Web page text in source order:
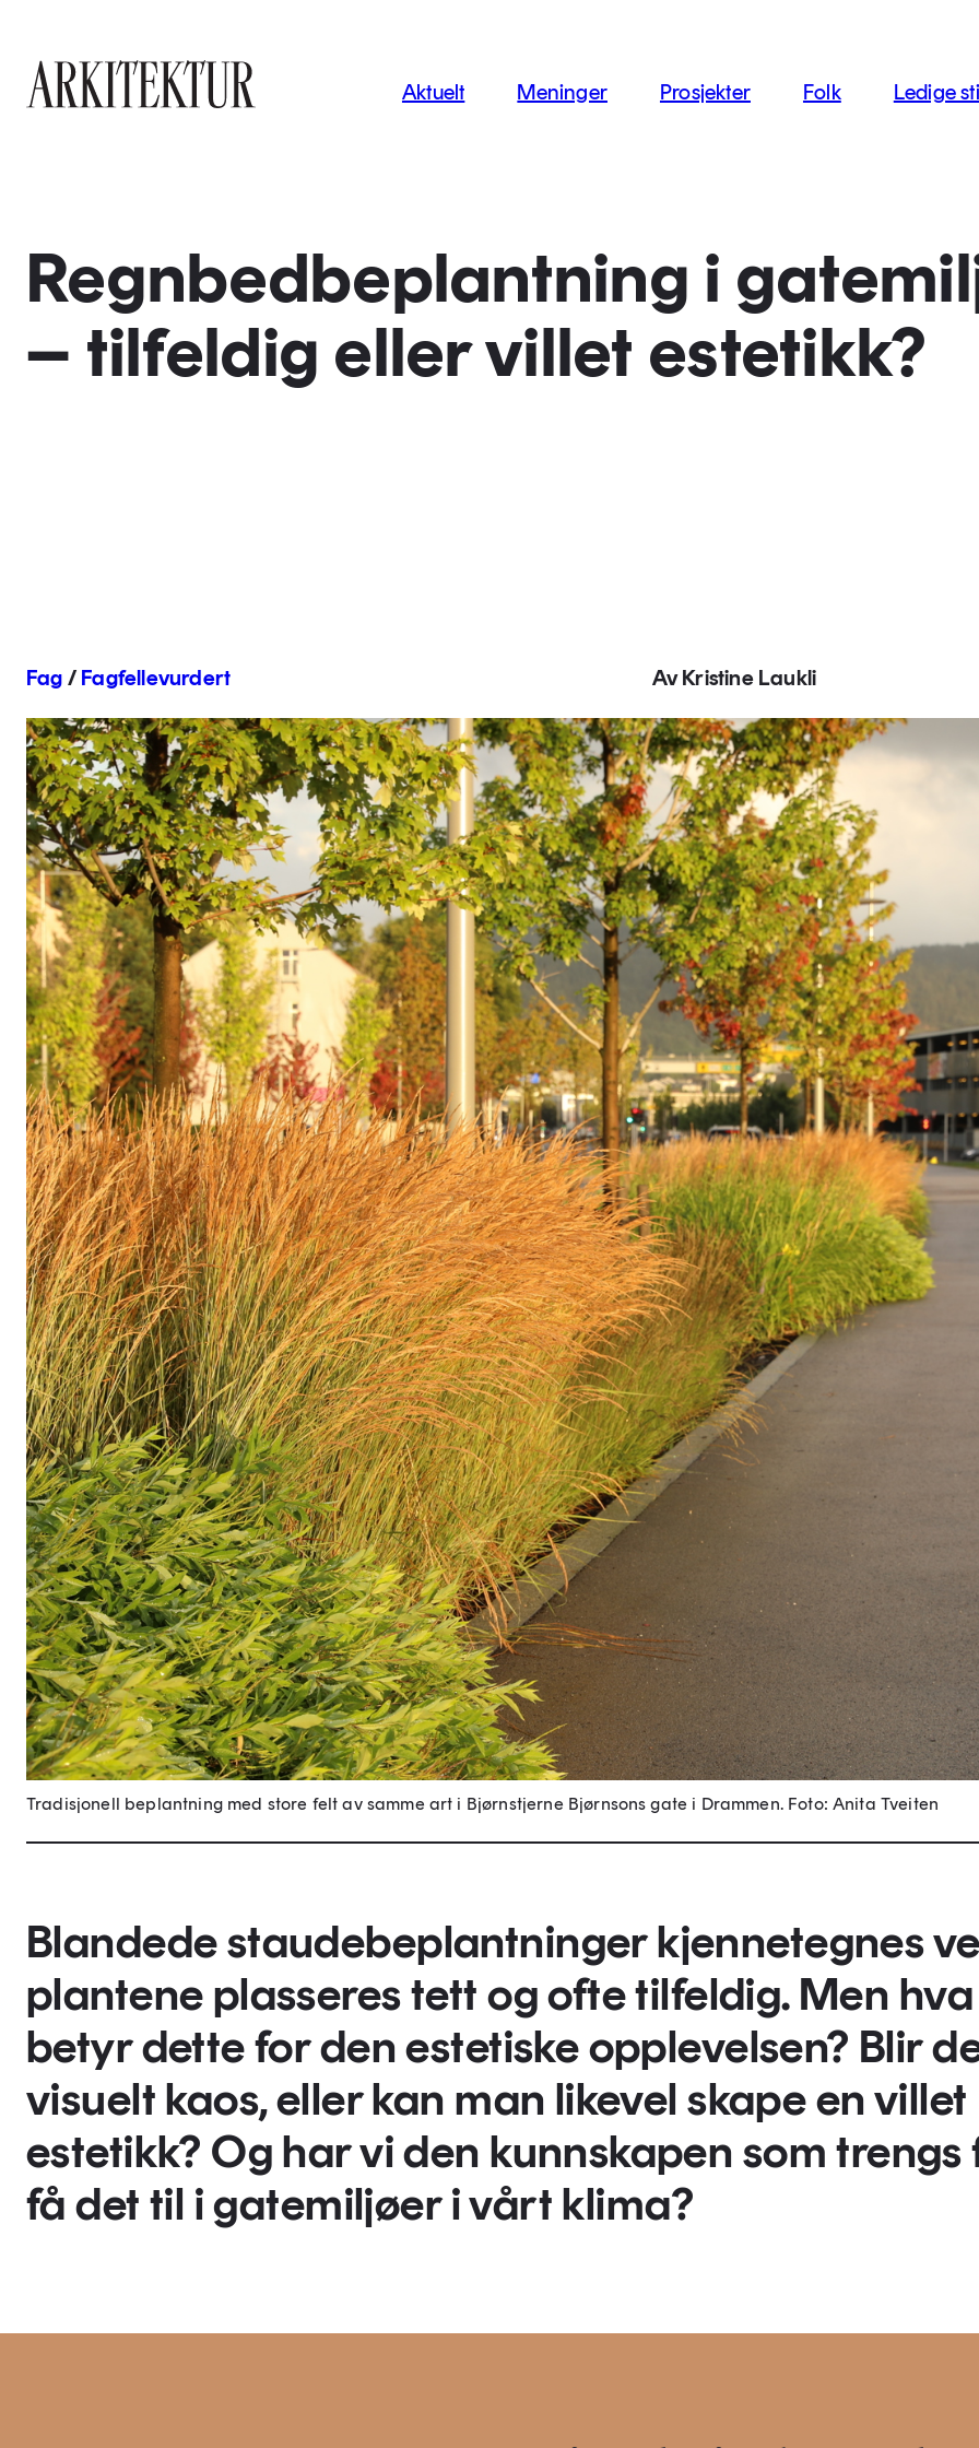
Aktuelt Meninger Prosjekter Folk Ledige
Regnbedbeplantning i
– tilfeldig eller villet estetikk?
Fag / Fagfellevurdert Av Kristine Laukli
Tradisjonell beplantning med store felt av samme art i Bjørnstjerne Bjørnsons gate i Drammen.Foto: Anita Tveiten
Blandede staudebeplantninger kjennetegnes
plantene plasseres tett og ofte tilfeldig. Men hva
betyr dette for den estetiske opplevelsen? Blir
visuelt kaos, eller kan man likevel skape en villet
estetikk? Og har vi den kunnskapen som trengs
få det til i gatemiljøer i vårt klima?